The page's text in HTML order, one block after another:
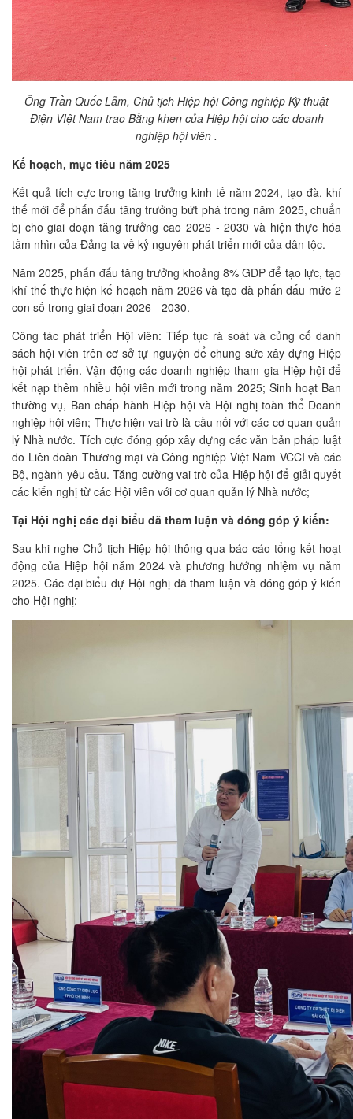
Ông Trần Quốc Lẫm, Chủ tịch Hiệp hội Công nghiệp Kỹ thuật
Điện VIệt Nam trao Bằng khen của Hiệp hội cho các doanh
nghiệp hội viên .
Kế hoạch, mục tiêu năm 2025
Kết quả tích cực trong tăng trưởng kinh tế năm 2024, tạo đà, khí
thế mới để phấn đấu tăng trưởng bứt phá trong năm 2025, chuẩn
bị cho giai đoạn tăng trưởng cao 2026 - 2030 và hiện thực hóa
tầm nhìn của Đảng ta về kỷ nguyên phát triển mới của dân tộc.
Năm 2025, phấn đấu tăng trưởng khoảng 8% GDP để tạo lực, tạo
khí thế thực hiện kế hoạch năm 2026 và tạo đà phấn đấu mức 2
con số trong giai đoạn 2026 - 2030.
Công tác phát triển Hội viên: Tiếp tục rà soát và củng cố danh
sách hội viên trên cơ sở tự nguyện để chung sức xây dựng Hiệp
hội phát triển. Vận động các doanh nghiệp tham gia Hiệp hội để
kết nạp thêm nhiều hội viên mới trong năm 2025; Sinh hoạt Ban
thường vụ, Ban chấp hành Hiệp hội và Hội nghị toàn thể Doanh
nghiệp hội viên; Thực hiện vai trò là cầu nối với các cơ quan quản
lý Nhà nước. Tích cực đóng góp xây dựng các văn bản pháp luật
do Liên đoàn Thương mại và Công nghiệp Việt Nam VCCI và các
Bộ, ngành yêu cầu. Tăng cường vai trò của Hiệp hội để giải quyết
các kiến nghị từ các Hội viên với cơ quan quản lý Nhà nước;
Tại Hội nghị các đại biểu đã tham luận và đóng góp ý kiến:
Sau khi nghe Chủ tịch Hiệp hội thông qua báo cáo tổng kết hoạt
động của Hiệp hội năm 2024 và phương hướng nhiệm vụ năm
2025. Các đại biểu dự Hội nghị đã tham luận và đóng góp ý kiến
cho Hội nghị: